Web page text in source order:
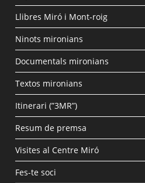
Llibres Miró i Mont-roig
Ninots mironians
Documentals mironians
Textos mironians
Itinerari (”3MR”)
Resum de premsa
Visites al Centre Miró
Fes-te soci